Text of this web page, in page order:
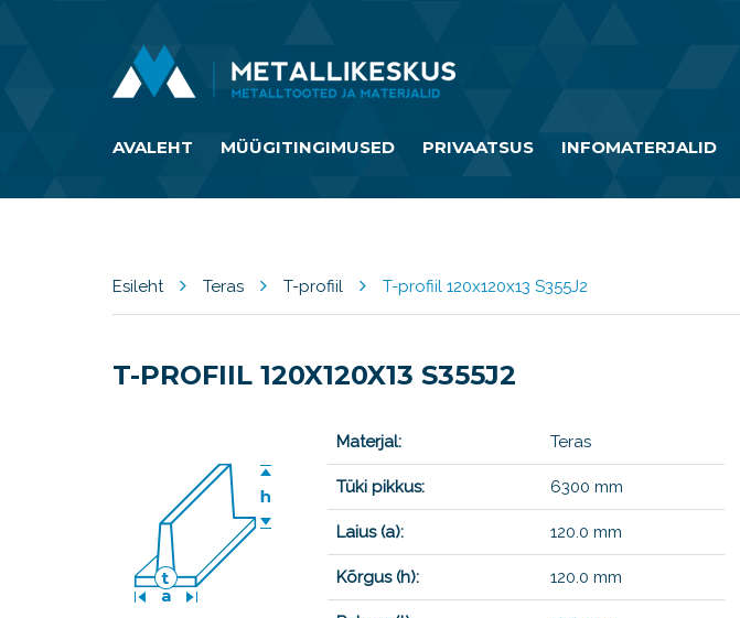
AVALEHT MÜÜGITINGIMUSED PRIVAATSUS INFOMATERJALID
Esileht Teras T-profiil T-profiil 120x120x13 S355J2
T-PROFIIL 120X120X13 S355J2
Materjal: Teras
Tüki pikkus: 6300 mm
Laius (a): 120.0 mm
Kõrgus (h): 120.0 mm